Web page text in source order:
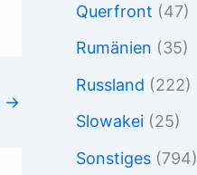
→
Querfront (47)
Rumänien (35)
Russland (222)
Slowakei (25)
Sonstiges (794)